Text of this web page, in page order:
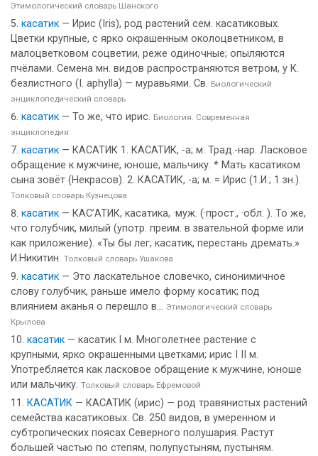
Этимологический словарь Шанского
касатик — Ирис (Iris), род растений сем. касатиковых.
Цветки крупные, с ярко окрашенным околоцветником, в
малоцветковом соцветии, реже одиночные; опыляются
пчёлами. Семена мн. видов распространяются ветром, у К.
безлистного (I. aphylla) — муравьями. Св. Биологический
энциклопедический словарь
касатик — То же, что ирис. Биология. Современная
энциклопедия
касатик — КАСАТИК 1. КАСАТИК, -а; м. Трад.-нар. Ласковое
обращение к мужчине, юноше, мальчику. * Мать касатиком
сына зовёт (Некрасов). 2. КАСАТИК, -а; м. = Ирис (1.И.; 1 зн.).
Толковый словарь Кузнецова
касатик — КАС’АТИК, касатика, ·муж. (·прост., ·обл. ). То же,
что голубчик, милый (употр. преим. в звательной форме или
как приложение). «Ты бы лег, касатик, перестань дремать.»
И.Никитин. Толковый словарь Ушакова
касатик — Это ласкательное словечко, синонимичное
слову голубчик, раньше имело форму косатик; под
влиянием аканья о перешло в... Этимологический словарь
Крылова
касатик — касатик I м. Многолетнее растение с
крупными, ярко окрашенными цветками; ирис I II м.
Употребляется как ласковое обращение к мужчине, юноше
или мальчику. Толковый словарь Ефремовой
КАСАТИК — КАСАТИК (ирис) — род травянистых растений
семейства касатиковых. Св. 250 видов, в умеренном и
субтропических поясах Северного полушария. Растут
большей частью по степям, полупустыням, пустыням.